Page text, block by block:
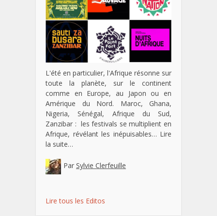
L'été en particulier, l'Afrique résonne sur
toute la planète, sur le continent
comme en Europe, au Japon ou en
Amérique du Nord. Maroc, Ghana,
Nigeria, Sénégal, Afrique du Sud,
Zanzibar : les festivals se multiplient en
Afrique, révélant les inépuisables… Lire
la suite…
Par Sylvie Clerfeuille
Lire tous les Editos